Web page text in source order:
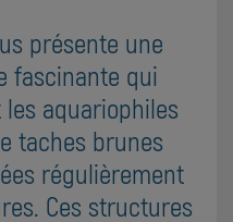
présente une
fascinante qui
aquariophiles
taches brunes
régulièrement
Ces structures